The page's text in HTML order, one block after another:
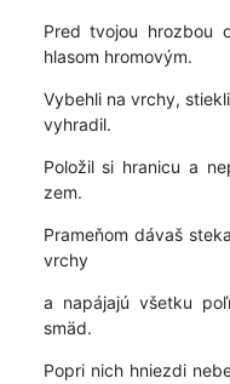
Pred tvojou hrozbou
hlasom hromovým.
Vybehli na vrchy,
vyhradil.
Položil si hranicu a
zem.
Prameňom dávaš
vrchy
a napájajú všetku
smäd.
Popri nich hniezdi